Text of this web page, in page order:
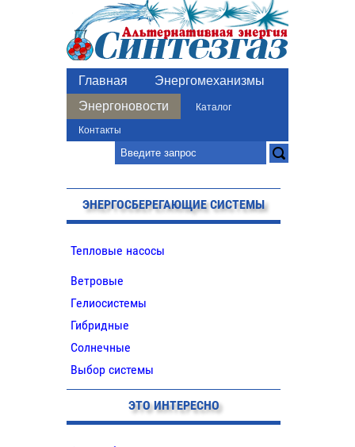
Главная
Энергомеханизмы
Энергоновости
Каталог
Контакты
ЭНЕРГОСБЕРЕГАЮЩИЕ СИСТЕМЫ
Тепловые насосы
Ветровые
Гелиосистемы
Гибридные
Солнечные
Выбор системы
ЭТО ИНТЕРЕСНО